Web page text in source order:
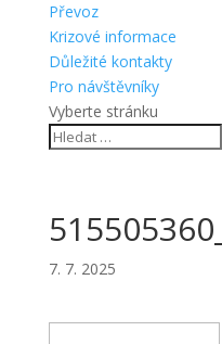
Převoz
Krizové informace
Důležité kontakty
Pro návštěvníky
Vyberte stránku
7. 7. 2025